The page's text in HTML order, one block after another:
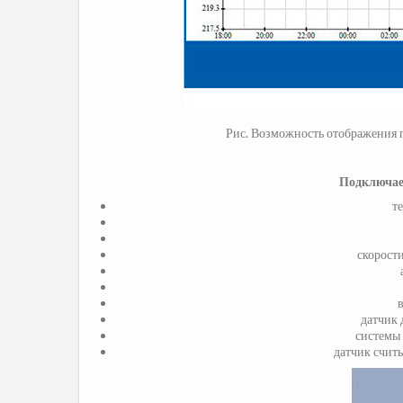
Рис. Возможность отображения
датчик
датчик